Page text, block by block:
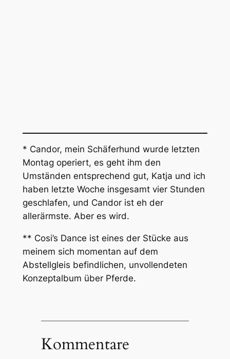
* Candor, mein Schäferhund wurde letzten
Montag operiert, es geht ihm den
Umständen entsprechend gut, Katja und ich
haben letzte Woche insgesamt vier Stunden
geschlafen, und Candor ist eh der
allerärmste. Aber es wird.
** Cosi’s Dance ist eines der Stücke aus
meinem sich momentan auf dem
Abstellgleis befindlichen, unvollendeten
Konzeptalbum über Pferde.
Kommentare